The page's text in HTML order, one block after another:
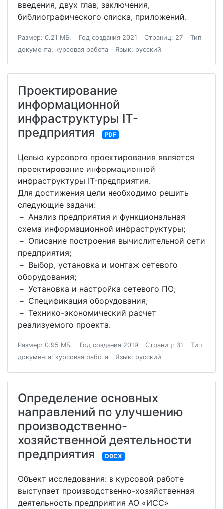
введения, двух глав, заключения,
библиографического списка, приложений.
Размер: 0.21 МБ. Год создания 2021 Страниц: 27
Тип
документа: курсовая работа
Язык: русский
Проектирование
информационной
инфраструктуры IT-
предприятия
PDF
Целью курсового проектирования является
проектирование информационной
инфраструктуры IT-предприятия.
Для достижения цели необходимо решить
следующие задачи:
－ Анализ предприятия и функциональная
схема информационной инфраструктуры;
－ Описание построения вычислительной сети
предприятия;
－ Выбор, установка и монтаж сетевого
оборудования;
－ Установка и настройка сетевого ПО;
－ Спецификация оборудования;
－ Технико-экономический расчет
реализуемого проекта.
Размер: 0.95 МБ. Год создания 2019 Страниц: 31
Тип
документа: курсовая работа
Язык: русский
Определение основных
направлений по улучшению
производственно-
хозяйственной деятельности
предприятия
DOCX
Объект исследования: в курсовой работе
выступает производственно-хозяйственная
деятельность предприятия АО «ИСС»